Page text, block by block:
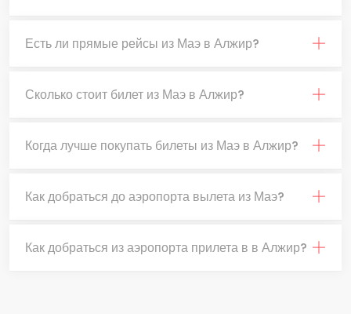
Есть ли прямые рейсы из Маэ в Алжир?
Сколько стоит билет из Маэ в Алжир?
Когда лучше покупать билеты из Маэ в Алжир?
Как добраться до аэропорта вылета из Маэ?
Как добраться из аэропорта прилета в в Алжир?